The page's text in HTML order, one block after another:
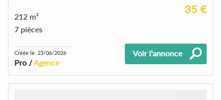
35 €
212 m²
7 pièces
Créée le: 23/06/2026
Pro /Agence
Voir l'annonce